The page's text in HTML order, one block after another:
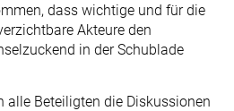
dass wichtige und für die
Akteure den
in der Schublade
alle Beteiligten die Diskussionen